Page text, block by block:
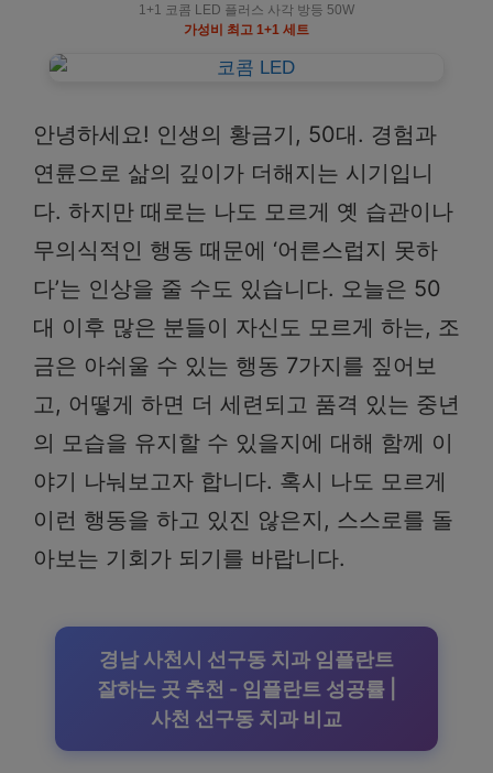
1+1 코콤 LED 플러스 사각 방등 50W
가성비 최고 1+1 세트
안녕하세요! 인생의 황금기, 50대. 경험과
연륜으로 삶의 깊이가 더해지는 시기입니
다. 하지만 때로는 나도 모르게 옛 습관이나
무의식적인 행동 때문에 ‘어른스럽지 못하
다’는 인상을 줄 수도 있습니다. 오늘은 50
대 이후 많은 분들이 자신도 모르게 하는, 조
금은 아쉬울 수 있는 행동 7가지를 짚어보
고, 어떻게 하면 더 세련되고 품격 있는 중년
의 모습을 유지할 수 있을지에 대해 함께 이
야기 나눠보고자 합니다. 혹시 나도 모르게
이런 행동을 하고 있진 않은지, 스스로를 돌
아보는 기회가 되기를 바랍니다.
경남 사천시 선구동 치과 임플란트
잘하는 곳 추천 - 임플란트 성공률 |
사천 선구동 치과 비교